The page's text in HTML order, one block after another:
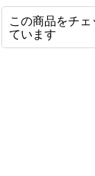
この商品をチ
ています